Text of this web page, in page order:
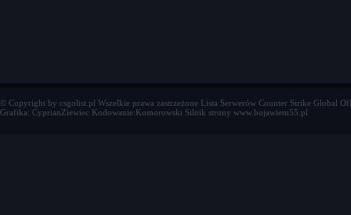
© Copyright by csgolist.pl Wszelkie prawa zastrzeżone Lista Serwerów Counter Strike Global
Grafika: CyprianZiewiec Kodowanie:Komorowski Silnik strony www.bojawiem55.pl